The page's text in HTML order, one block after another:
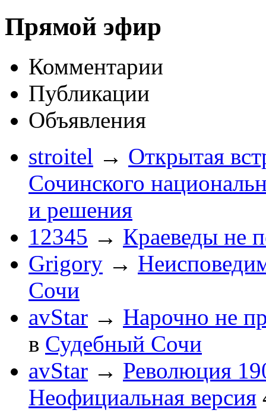
Прямой эфир
Комментарии
Публикации
Объявления
stroitel → Открытая
Сочинского
и решения
12345 → Краеведы не
Grigory →
Сочи
avStar → Нарочно не
в Судебный Сочи
avStar → Революция
Неофициальная версия